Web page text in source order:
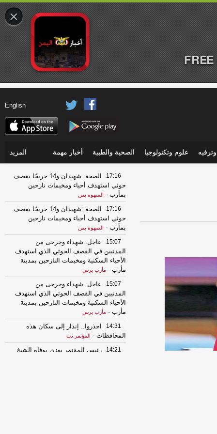
English
علوم وتكنولوجيا الصحية والطبية أخبار مهمة المزيد
17:16
الصحة: شهيدان و14 جريحًا بقصف
حوثي استهدف أحياء ومخيمات نازحين
بمأرب - السهوة يمن
17:16
الصحة: شهيدان و14 جريحًا بقصف
حوثي استهدف أحياء ومخيمات نازحين
بمأرب - الصهوة يمن
15:07
عاجل: شهداء وجرحى من
المدنيين في القصف الحوثي الذي استهدف
الأحياء السكنية ومخيمات النازحين بمدينة
مأرب - مأرب برس
15:07
عاجل: شهداء وجرحى من
المدنيين في القصف الحوثي الذي استهدف
الأحياء السكنية ومخيمات النازحين بمدينة
مأرب - مأرب برس
14:31
احذروا.. إنذار إلى سكان هذه
المحافظات - المؤتمر.نت
14:21
رئيس المؤتمر يعزي بوفاة الشيخ
×